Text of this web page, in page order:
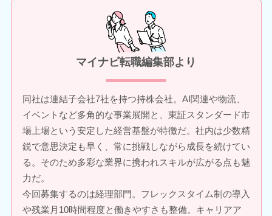
マイナビ転職編集部より
同社は連結子会社7社を持つ持株会社。AI関連や物流、
イベントなど多角的な事業展開と、東証スタンダード市
場上場という安定した経営基盤が特徴だ。社内は少数精
鋭で意思決定も早く、常に挑戦しながら成長を続けてい
る。そのため多彩な業界に携われスキルが広がる点も魅
力だ。
今回募集するのは経理部門。フレックスタイム制の導入
や残業月10時間程度と働きやすさも整備。キャリアア